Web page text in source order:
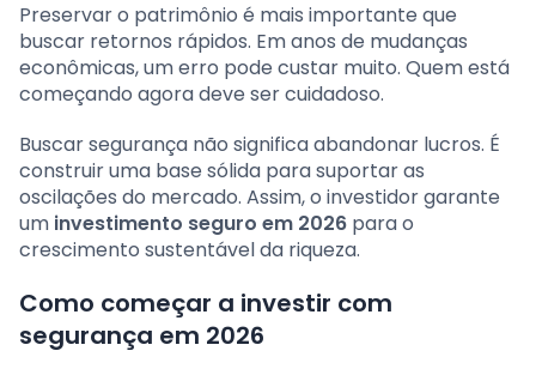
Preservar o patrimônio é mais importante que
buscar retornos rápidos. Em anos de mudanças
econômicas, um erro pode custar muito. Quem está
começando agora deve ser cuidadoso.
Buscar segurança não significa abandonar lucros. É
construir uma base sólida para suportar as
oscilações do mercado. Assim, o investidor garante
um investimento seguro em 2026 para o
crescimento sustentável da riqueza.
Como começar a investir com
segurança em 2026